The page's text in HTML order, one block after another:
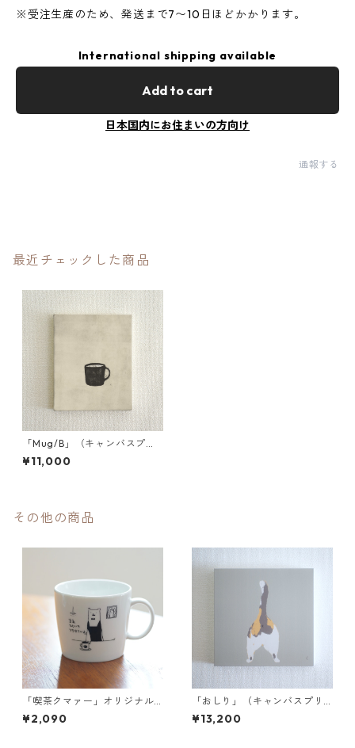
※受注生産のため、発送まで7〜10日ほどかかります。
International shipping available
Add to cart
日本国内にお住まいの方向け
通報する
最近チェックした商品
「Mug/B」（キャンバスプリ
ント／額装無）
¥11,000
その他の商品
「喫茶クマァー」オリジナル
マグカップ
¥2,090
「おしり」（キャンバスプリ
ント／額装無）S3001
¥13,200